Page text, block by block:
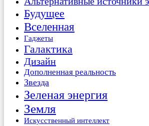
Будущее
Вселенная
Гаджеты
Галактика
Дизайн
Дополненная реальность
Звезда
Зеленая энергия
Земля
Искусственный интеллект